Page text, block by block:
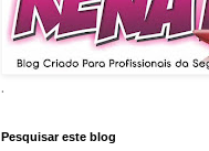
.
Pesquisar este blog